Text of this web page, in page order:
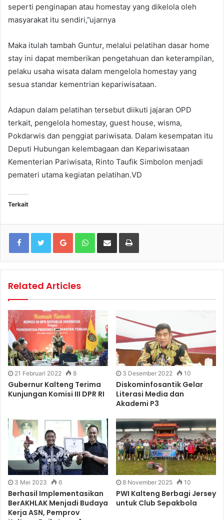
seperti penginapan atau homestay yang dikelola oleh
masyarakat itu sendiri,”ujarnya
Maka itulah tambah Guntur, melalui pelatihan dasar home
stay ini dapat memberikan pengetahuan dan keterampilan,
pelaku usaha wisata dalam mengelola homestay yang
sesua standar kementrian kepariwisataan.
Adapun dalam pelatihan tersebut diikuti jajaran OPD
terkait, pengelola homestay, guest house, wisma,
Pokdarwis dan penggiat pariwisata. Dalam kesempatan itu
Deputi Hubungan kelembagaan dan Kepariwisataan
Kementerian Pariwisata, Rinto Taufik Simbolon menjadi
pemateri utama kegiatan pelatihan.VD
Terkait
Google+WhatsApp
Share via Email Print
Related Articles
21 Februari 2022 8
Gubernur Kalteng Terima
Kunjungan Komisi III DPR RI
3 Desember 2022 10
Diskominfosantik Gelar
Literasi Media dan
Akademi P3
3 Mei 2023 6
Berhasil Implementasikan
BerAKHLAK Menjadi Budaya
Kerja ASN, Pemprov
8 November 2025 10
PWI Kalteng Berbagi Jersey
untuk Club Sepakbola